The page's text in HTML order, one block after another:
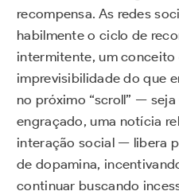
recompensa. As redes
habilmente o ciclo de
intermitente, um conceito
imprevisibilidade do que
no próximo “scroll” —
engraçado, uma notícia
interação social — libera
de dopamina,
continuar buscando